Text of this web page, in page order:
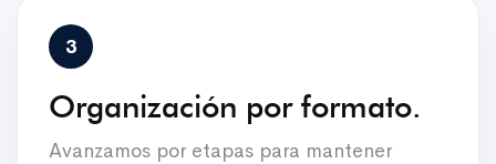
Organización por formato.
Avanzamos por etapas para mantener